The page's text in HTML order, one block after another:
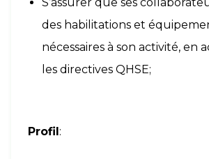
des habilitations et
nécessaires à son activité, en
les directives QHSE;
Profil: